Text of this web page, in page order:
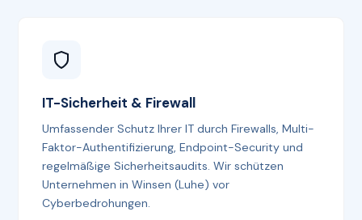
IT-Sicherheit & Firewall
Umfassender Schutz Ihrer IT durch Firewalls, Multi-
Faktor-Authentifizierung, Endpoint-Security und
regelmäßige Sicherheitsaudits. Wir schützen
Unternehmen in Winsen (Luhe) vor
Cyberbedrohungen.